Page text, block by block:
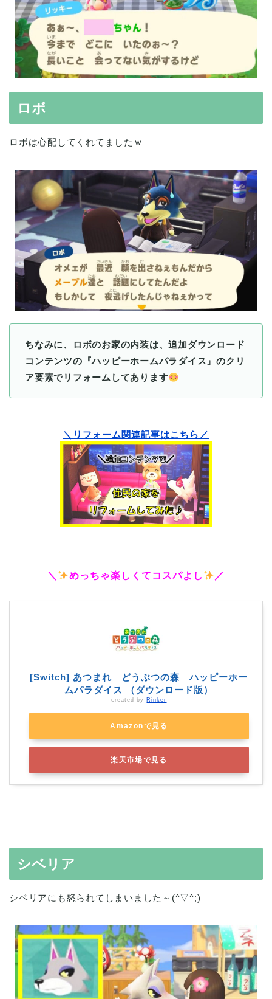
ロボ
ロボは心配してくれてましたｗ
ちなみに、ロボのお家の内装は、追加ダウンロード
コンテンツの『ハッピーホームパラダイス』のクリ
ア要素でリフォームしてあります
＼リフォーム関連記事はこちら／
＼ めっちゃ楽しくてコスパよし ／
[Switch] あつまれ どうぶつの森 ハッピーホー
ムパラダイス （ダウンロード版）
created by Rinker
Amazonで見る
楽天市場で見る
シベリア
シベリアにも怒られてしまいました～(^▽^;)